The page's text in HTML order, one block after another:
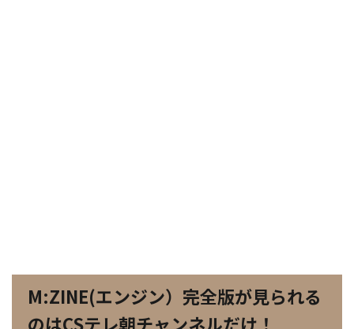
M:ZINE(エンジン）完全版が見られる
のはCSテレ朝チャンネルだけ！